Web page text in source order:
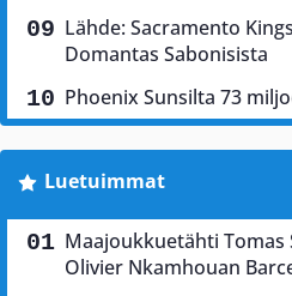
Lähde: Sacramento
Domantas Sabonisista
Phoenix Sunsilta 73
Luetuimmat
Maajoukkuetähti
Olivier Nkamhouan